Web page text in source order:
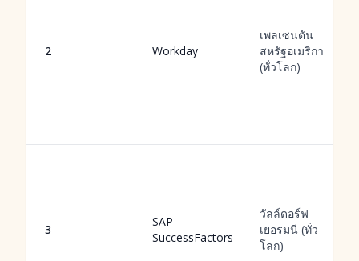
2 Workday
เพลเซนตัน
สหรัฐอเมริกา
(ทั่วโลก)
3
SAP
SuccessFactors
วัลล์ดอร์ฟ
เยอรมนี (ทั่ว
โลก)